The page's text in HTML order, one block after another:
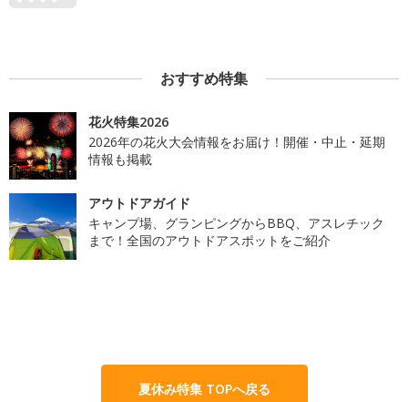
おすすめ特集
花火特集2026
2026年の花火大会情報をお届け！開催・中止・延期
情報も掲載
アウトドアガイド
キャンプ場、グランピングからBBQ、アスレチック
まで！全国のアウトドアスポットをご紹介
夏休み特集 TOPへ戻る